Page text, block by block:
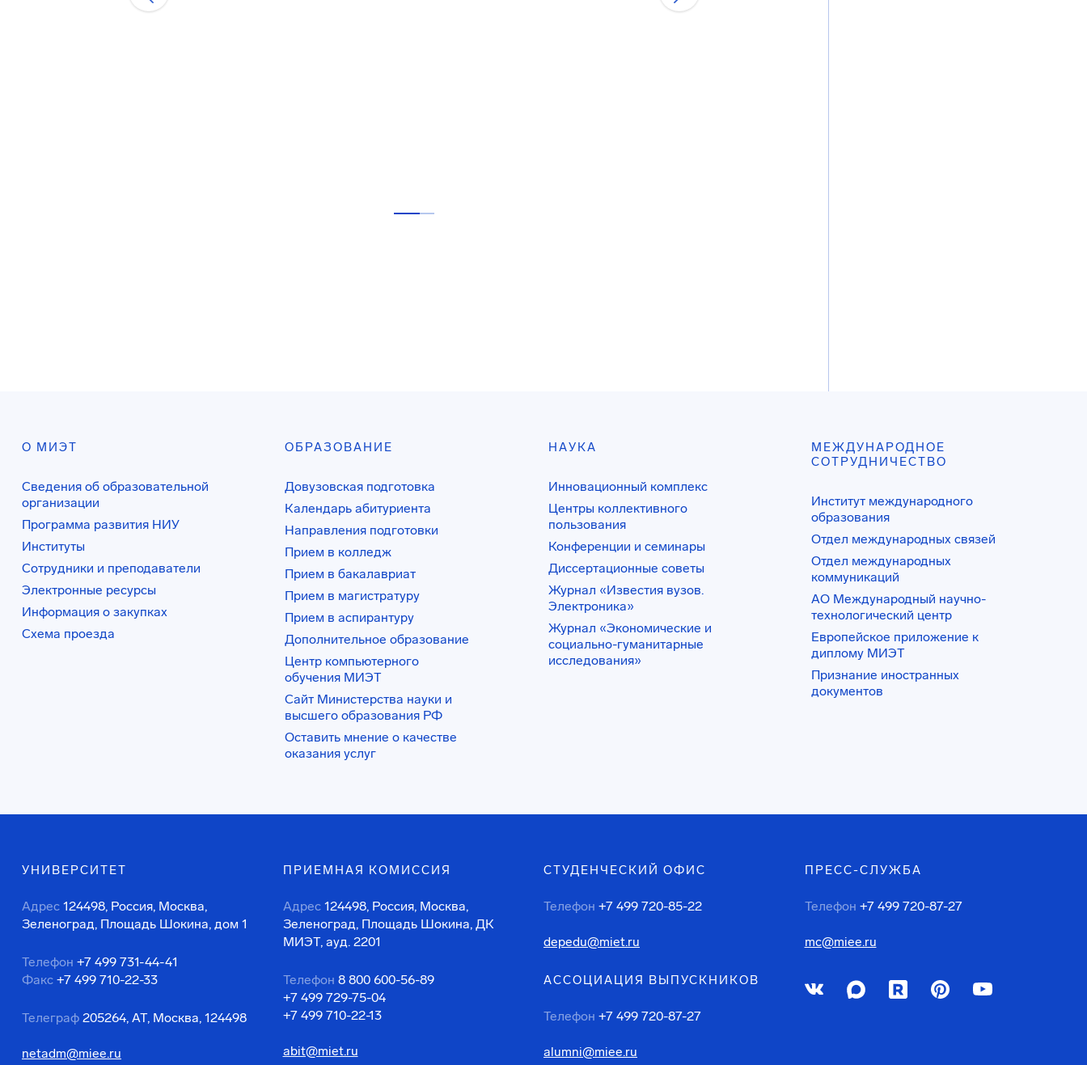
О МИЭТ
Сведения об образовательной
организации
Программа развития НИУ
Институты
Сотрудники и преподаватели
Электронные ресурсы
Информация о закупках
Схема проезда
ОБРАЗОВАНИЕ
Довузовская подготовка
Календарь абитуриента
Направления подготовки
Прием в колледж
Прием в бакалавриат
Прием в магистратуру
Прием в аспирантуру
Дополнительное образование
Центр компьютерного
обучения МИЭТ
Сайт Министерства науки и
высшего образования РФ
Оставить мнение о качестве
оказания услуг
НАУКА
Инновационный комплекс
Центры коллективного
пользования
Конференции и семинары
Диссертационные советы
Журнал «Известия вузов.
Электроника»
Журнал «Экономические и
социально-гуманитарные
исследования»
МЕЖДУНАРОДНОЕ
СОТРУДНИЧЕСТВО
Институт международного
образования
Отдел международных связей
Отдел международных
коммуникаций
АО Международный научно-
технологический центр
Европейское приложение к
диплому МИЭТ
Признание иностранных
документов
УНИВЕРСИТЕТ
Адрес 124498, Россия, Москва,
Зеленоград, Площадь Шокина, дом 1
Телефон +7 499 731-44-41
Факс +7 499 710-22-33
Телеграф 205264, АТ, Москва, 124498
netadm@miee.ru
ПРИЕМНАЯ КОМИССИЯ
Адрес 124498, Россия, Москва,
Зеленоград, Площадь Шокина, ДК
МИЭТ, ауд. 2201
Телефон 8 800 600-56-89
+7 499 729-75-04
+7 499 710-22-13
abit@miet.ru
СТУДЕНЧЕСКИЙ ОФИС
Телефон +7 499 720-85-22
depedu@miet.ru
АССОЦИАЦИЯ ВЫПУСКНИКОВ
Телефон +7 499 720-87-27
alumni@miee.ru
ПРЕСС-СЛУЖБА
Телефон +7 499 720-87-27
mc@miee.ru